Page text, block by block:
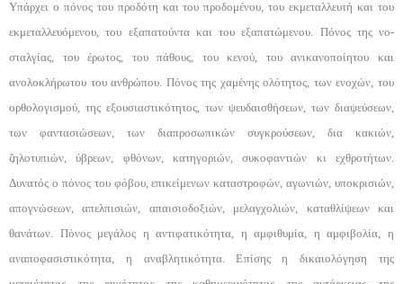
Υπάρχει ο πόνος του προδότη και του προδομέ­νου, του εκμεταλλευτή και του
εκμεταλλευόμενου, του εξαπατούντα και του εξαπατώμενου. Πόνος της νο­
σταλγίας, του έρωτος, του πάθους, του κενού, του ανι­κανοποίητου και
ανολοκλήρωτου του ανθρώπου. Πό­νος της χαμένης ολότητος, των ενοχών, του
ορθολο­γισμού, της εξουσιαστικότητος, των ψευδαισθήσεων, των διαψεύσεων,
των φαντασιώσεων, των διαπροσω­πικών συγκρούσεων, δια κακιών,
ζηλοτυπιών, ύβρε­ων, φθόνων, κατηγοριών, συκοφαντιών κι εχθροτή­των.
Δυνατός ο πόνος του φόβου, επικείμενων κατα­στροφών, αγωνιών, υποκρισιών,
απογνώσεων, απελπι­σιών, απαισιοδοξιών, μελαγχολιών, καταθλίψεων και
θανάτων. Πόνος μεγάλος η αντιφατικότητα, η αμφιθυ­μία, η αμφιβολία, η
αναποφασιστικότητα, η αναβλη­τικότητα. Επίσης η δικαιολόγηση της